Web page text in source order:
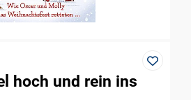
hoch und rein ins